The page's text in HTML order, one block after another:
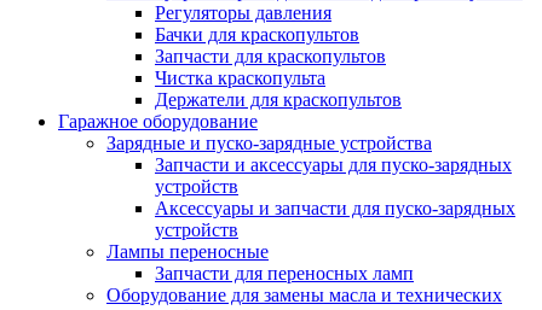
Регуляторы давления
Бачки для краскопультов
Запчасти для краскопультов
Чистка краскопульта
Держатели для краскопультов
Гаражное оборудование
Зарядные и пуско-зарядные устройства
Запчасти и аксессуары для пуско-зарядных
устройств
Аксессуары и запчасти для пуско-зарядных
устройств
Лампы переносные
Запчасти для переносных ламп
Оборудование для замены масла и технических